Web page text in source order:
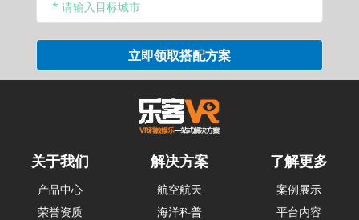
关于我们
产品中心
荣誉资质
解决方案
航空航天
海洋科普
了解更多
案例展示
平台内容